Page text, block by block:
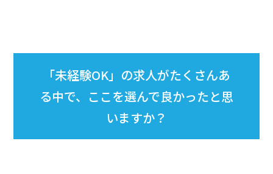
「未経験OK」の求人がたくさんあ
る中で、ここを選んで良かったと思
いますか？